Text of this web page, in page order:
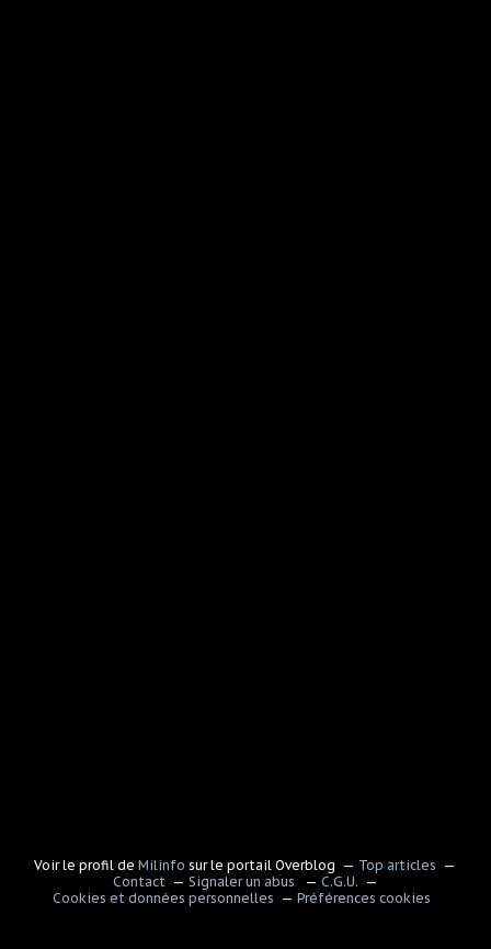
Voir le profil deMilinfo sur le portail Overblog
Top articles
Contact
Signaler un abus
C.G.U.
Cookies et données personnelles
Préférences cookies